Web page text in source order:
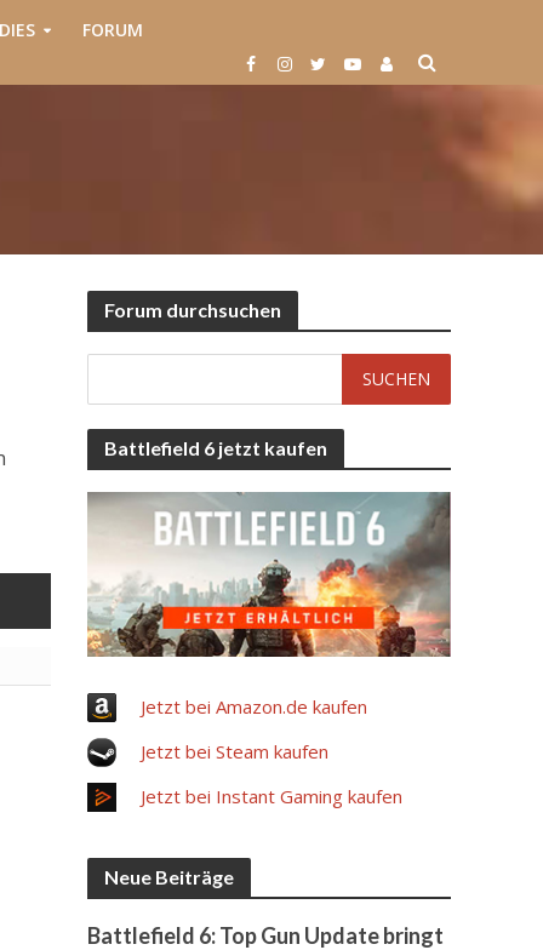
FORUM
Forum durchsuchen
Battlefield 6 jetzt kaufen
Jetzt bei Amazon.de kaufen
Jetzt bei Steam kaufen
Jetzt bei Instant Gaming kaufen
Neue Beiträge
Battlefield 6: Top Gun Update bringt